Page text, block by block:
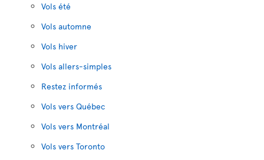
Vols été
Vols automne
Vols hiver
Vols allers-simples
Restez informés
Vols vers Québec
Vols vers Montréal
Vols vers Toronto